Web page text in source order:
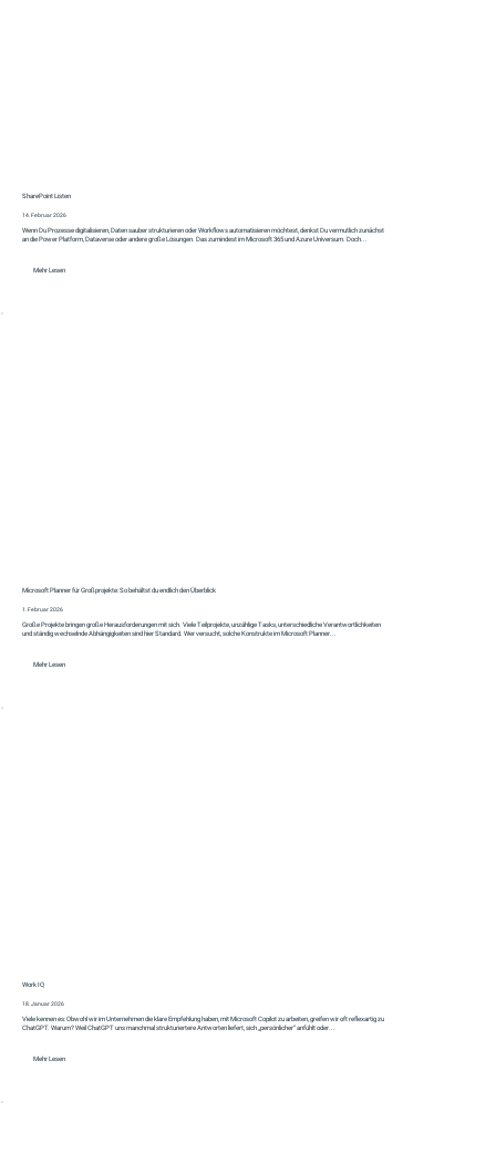
SharePoint Listen
14. Februar 2026
Wenn Du Prozesse digitalisieren, Daten sauber strukturieren oder Workflows automatisieren möchtest, denkst Du vermutlich zunächst
an die Power Platform, Dataverse oder andere große Lösungen. Das zumindest im Microsoft 365 und Azure Universum. Doch...
Mehr Lesen
Microsoft Planner für Großprojekte: So behältst du endlich den Überblick
1. Februar 2026
Große Projekte bringen große Herausforderungen mit sich. Viele Teilprojekte, unzählige Tasks, unterschiedliche Verantwortlichkeiten
und ständig wechselnde Abhängigkeiten sind hier Standard. Wer versucht, solche Konstrukte im Microsoft Planner...
Mehr Lesen
Work IQ
18. Januar 2026
Viele kennen es: Obwohl wir im Unternehmen die klare Empfehlung haben, mit Microsoft Copilot zu arbeiten, greifen wir oft reflexartig zu
ChatGPT. Warum? Weil ChatGPT uns manchmal strukturiertere Antworten liefert, sich „persönlicher“ anfühlt oder...
Mehr Lesen